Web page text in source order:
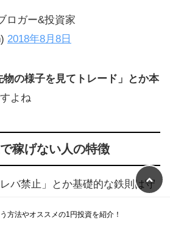
ロガー&投資家
2018年8月8日
物の様子を見てトレード」とか本
よね
稼げない人の特徴
バ禁止」とか基礎的な鉄則は守
方法やオススメの1円投資を紹介！